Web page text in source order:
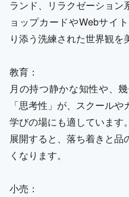
ランド、リラクゼーション
ョップカードやWebサイ
り添う洗練された世界観を
教育：
月の持つ静かな知性や、
「思考性」が、スクール
学びの場にも適しています
展開すると、落ち着きと品
くなります。
小売：